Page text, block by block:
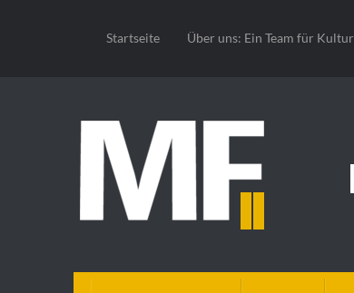
Startseite Über uns: Ein Team für Kultur